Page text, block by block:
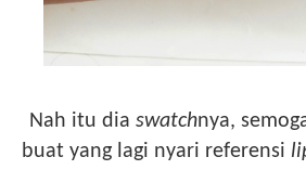
Nah itu dia swatchnya,
buat yang lagi nyari referensi